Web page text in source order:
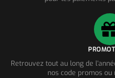
Retrouvez tout au long de
nos code promos ou